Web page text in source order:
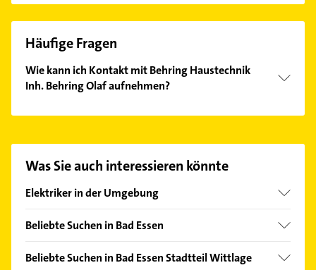
Häufige Fragen
Wie kann ich Kontakt mit Behring Haustechnik
Inh. Behring Olaf aufnehmen?
Hier finden Sie alleKontaktdaten
Was Sie auch interessieren könnte
Elektriker in der Umgebung
Bohmte
Preußisch Oldendorf
Beliebte Suchen in Bad Essen
Klempner
Beliebte Suchen in Bad Essen Stadtteil Wittlage